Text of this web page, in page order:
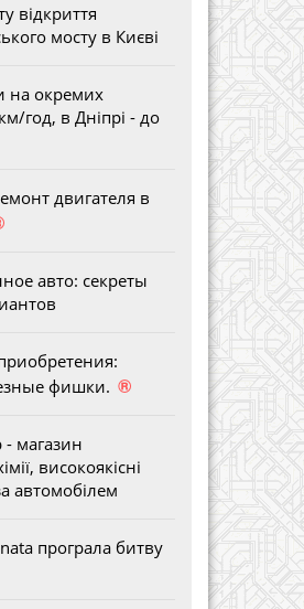
відкриття
мосту в Києві
на окремих
год, в Дніпрі - до
двигателя в
авто: секреты
фишки. ®
- магазин
високоякісні
автомобілем
програла битву